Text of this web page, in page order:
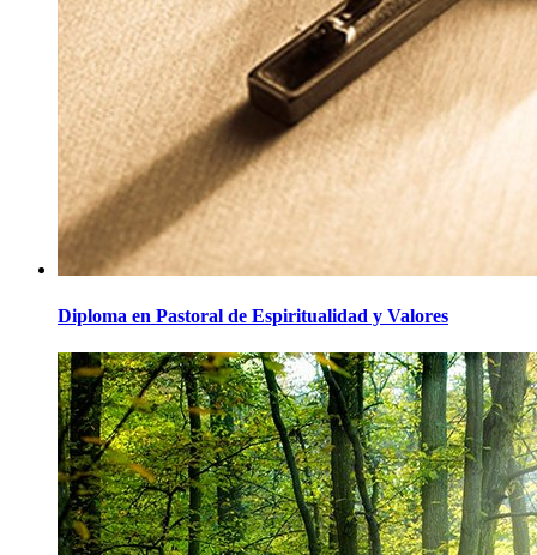
Diploma en Pastoral de Espiritualidad y Valores